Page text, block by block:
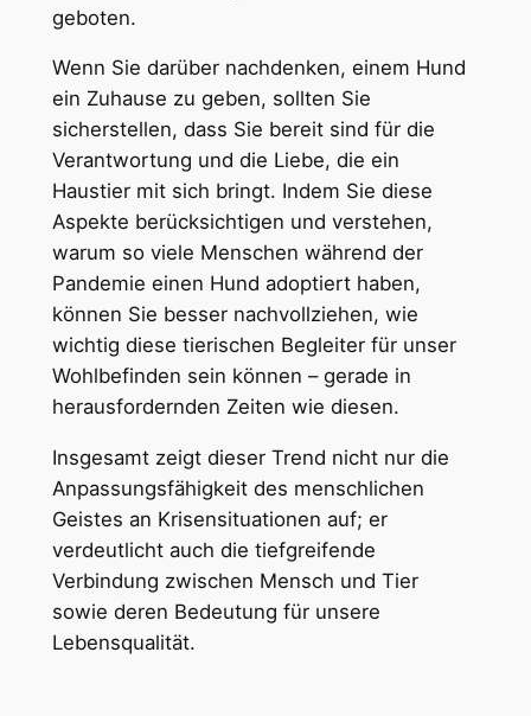
geboten.
Wenn Sie darüber nachdenken, einem Hund
ein Zuhause zu geben, sollten Sie
sicherstellen, dass Sie bereit sind für die
Verantwortung und die Liebe, die ein
Haustier mit sich bringt. Indem Sie diese
Aspekte berücksichtigen und verstehen,
warum so viele Menschen während der
Pandemie einen Hund adoptiert haben,
können Sie besser nachvollziehen, wie
wichtig diese tierischen Begleiter für unser
Wohlbefinden sein können – gerade in
herausfordernden Zeiten wie diesen.
Insgesamt zeigt dieser Trend nicht nur die
Anpassungsfähigkeit des menschlichen
Geistes an Krisensituationen auf; er
verdeutlicht auch die tiefgreifende
Verbindung zwischen Mensch und Tier
sowie deren Bedeutung für unsere
Lebensqualität.